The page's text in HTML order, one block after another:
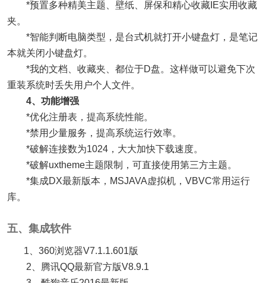
*预置多种精美主题、壁纸、屏保和精心收藏IE实用收藏
夹。
*智能判断电脑类型，是台式机就打开小键盘灯，是笔记
本就关闭小键盘灯。
*我的文档、收藏夹、都位于D盘。这样做可以避免下次
重装系统时丢失用户个人文件。
4、功能增强
*优化注册表，提高系统性能。
*禁用少量服务，提高系统运行效率。
*破解连接数为1024，大大加快下载速度。
*破解uxtheme主题限制，可直接使用第三方主题。
*集成DX最新版本，MSJAVA虚拟机，VBVC常用运行
库。
五、集成软件
1、360浏览器V7.1.1.601版
2、腾讯QQ最新官方版V8.9.1